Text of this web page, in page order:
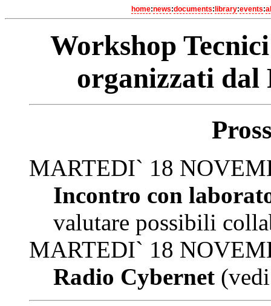
home:news:documents: library:events:
Workshop
organizzati dal
MARTEDI` 18
Incontro con
valutare possibili
MARTEDI` 18
Radio Cybernet